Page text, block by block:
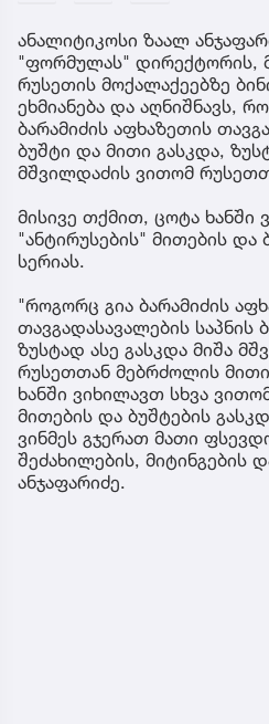
ანალიტიკოსი ზაალ
"ფორმულას" დირექტორის,
რუსეთის მოქალაქეებზე
ეხმიანება და აღნიშნავს,
ბარამიძის აფხაზეთის
ბუშტი და მითი გასკდა,
მშვილდაძის ვითომ
მისივე თქმით, ცოტა ხანში
"ანტირუსების" მითების და
სერიას.
"როგორც გია ბარამიძის
თავგადასავალების საპნის
ზუსტად ასე გასკდა მიშა
რუსეთთან მებრძოლის
ხანში ვიხილავთ სხვა
მითების და ბუშტების
ვინმეს გჯერათ მათი
შეძახილების, მიტინგების
ანჯაფარიძე.